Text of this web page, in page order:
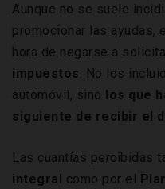
Aunque no se suele
promocionar las ayudas,
hora de negarse a
impuestos. No los
automóvil, sino los que
siguiente de recibir el
Las cuantías percibidas
integral como por el